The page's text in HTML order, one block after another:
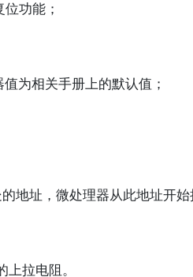
功能；
为相关手册上的默认值；
地址，微处理器从此地址开始
上拉电阻。